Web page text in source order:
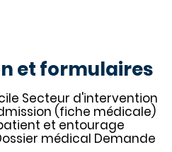
et formulaires
Secteur d'intervention
(fiche médicale)
et entourage
médical Demande